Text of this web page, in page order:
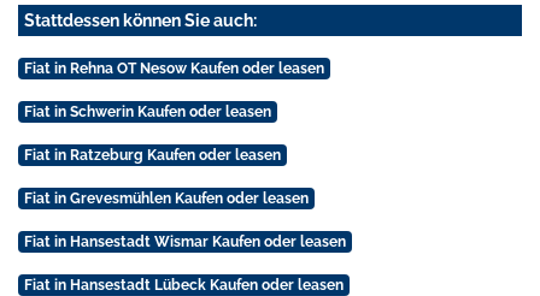
Stattdessen können Sie auch:
Fiat in Rehna OT Nesow Kaufen oder leasen
Fiat in Schwerin Kaufen oder leasen
Fiat in Ratzeburg Kaufen oder leasen
Fiat in Grevesmühlen Kaufen oder leasen
Fiat in Hansestadt Wismar Kaufen oder leasen
Fiat in Hansestadt Lübeck Kaufen oder leasen